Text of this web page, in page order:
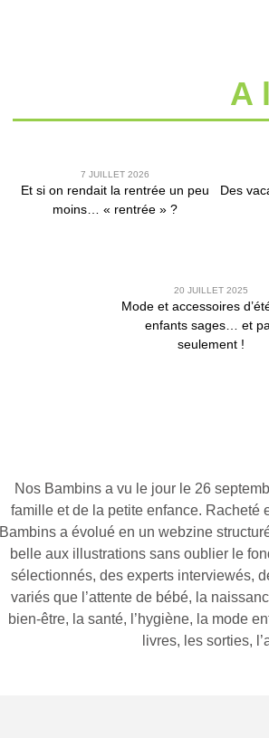
A
7 JUILLET 2026
Et si on rendait la rentrée un peu
moins… « rentrée » ?
Des
20 JUILLET 2025
Mode et accessoires
enfants sages… et
seulement !
Nos Bambins a vu le jour le 26
famille et de la petite enfance. Racheté
Bambins a évolué en un webzine
belle aux illustrations sans oublier le
sélectionnés, des experts interviewés,
variés que l’attente de bébé, la
bien-être, la santé, l’hygiène, la mode
livres, les sorties,